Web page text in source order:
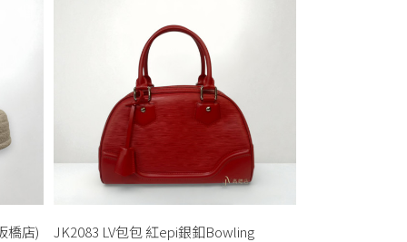
橋店)
JK2083 LV包包 紅epi銀釦Bowling